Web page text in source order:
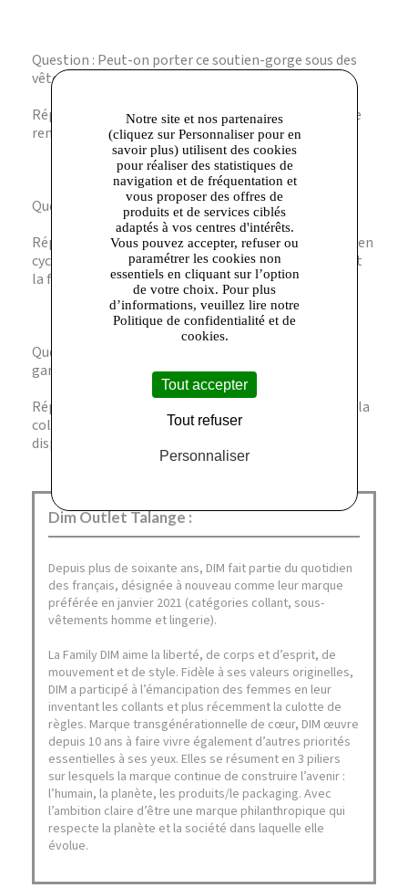
Question : Peut-on porter ce soutien-gorge sous des
vêtements moulants ?
Réponse : Oui, sa finition lisse et ses matières fines le
rendent invisible sous les vêtements ajustés.
Question : Comment entretenir ce soutien-gorge ?
Réponse : Il est recommandé de le laver à la main ou en
cycle délicat pour préserver la qualité des matières et
la forme des armatures.
Question : Existe-t-il d’autres coloris dans cette
gamme ?
Réponse : Ce modèle est proposé en Violet Gris dans la
collection Generous, d’autres coloris peuvent être
disponibles dans la gamme Dim.
Dim Outlet Talange :
Depuis plus de soixante ans, DIM fait partie du quotidien
des français, désignée à nouveau comme leur marque
préférée en janvier 2021 (catégories collant, sous-
vêtements homme et lingerie).
La Family DIM aime la liberté, de corps et d’esprit, de
mouvement et de style. Fidèle à ses valeurs originelles,
DIM a participé à l’émancipation des femmes en leur
inventant les collants et plus récemment la culotte de
règles. Marque transgénérationnelle de cœur, DIM œuvre
depuis 10 ans à faire vivre également d’autres priorités
essentielles à ses yeux. Elles se résument en 3 piliers
sur lesquels la marque continue de construire l’avenir :
l’humain, la planète, les produits/le packaging. Avec
l’ambition claire d’être une marque philanthropique qui
respecte la planète et la société dans laquelle elle
évolue.
Notre site et nos partenaires
(cliquez sur Personnaliser pour en
savoir plus) utilisent des cookies
pour réaliser des statistiques de
navigation et de fréquentation et
vous proposer des offres de
produits et de services ciblés
adaptés à vos centres d'intérêts.
Vous pouvez accepter, refuser ou
paramétrer les cookies non
essentiels en cliquant sur l’option
de votre choix. Pour plus
d’informations, veuillez lire notre
Politique de confidentialité et de
cookies.
Tout accepter
Tout refuser
Personnaliser